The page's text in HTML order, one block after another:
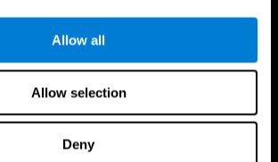
Allow all
Allow selection
Deny